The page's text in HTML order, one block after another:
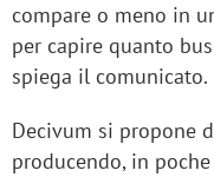
compare o meno in
per capire quanto
spiega il comunicato.
Decivum si propone
producendo, in